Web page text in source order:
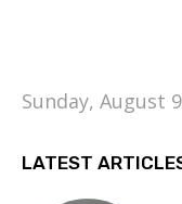
Sunday, August
LATEST